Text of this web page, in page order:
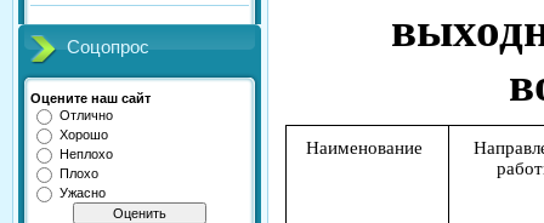
Соцопрос
Оцените наш сайт
Отлично
Хорошо
Неплохо
Плохо
Ужасно
Наименование